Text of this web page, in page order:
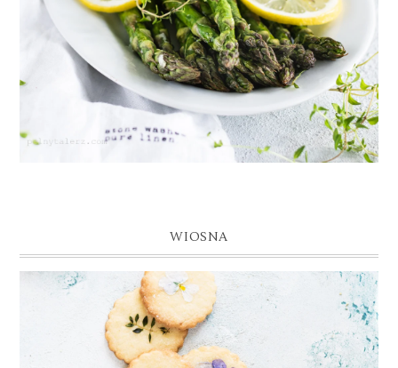
WIOSNA